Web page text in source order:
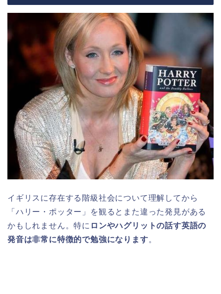
イギリスに存在する階級社会について理解してから
「ハリー・ポッター」を観るとまた違った発見がある
かもしれません。特に ロンやハグリットの話す英語の
発音は非常に特徴的で勉強になります。